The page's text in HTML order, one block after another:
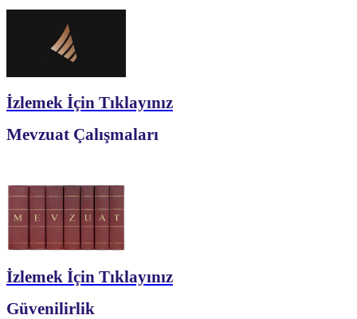
İzlemek İçin Tıklayınız
Mevzuat Çalışmaları
İzlemek İçin Tıklayınız
Güvenilirlik